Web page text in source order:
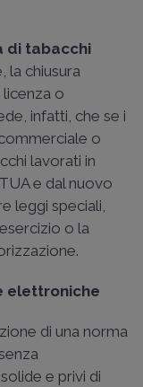
di tabacchi
la chiusura
o
infatti, che se i
o
lavorati in
e dal nuovo
leggi speciali,
o la
elettroniche
di una norma
e privi di